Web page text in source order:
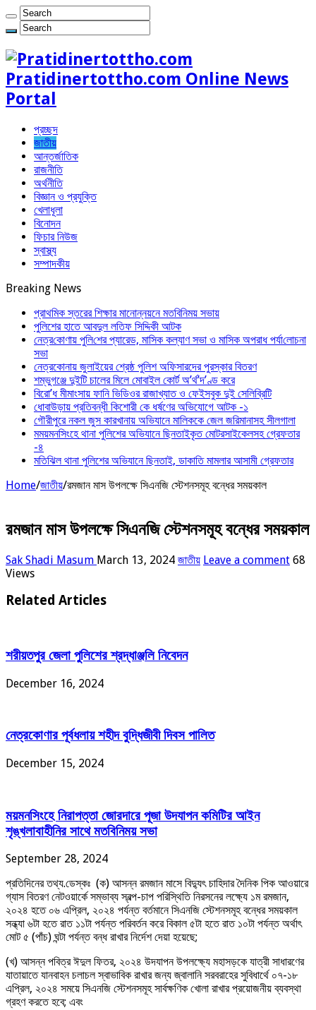
Pratidinertottho.com Online News
Portal
প্রচ্ছদ
জাতীয়
আন্তর্জাতিক
রাজনীতি
অর্থনীতি
বিজ্ঞান ও প্রযুক্তি
খেলাধূলা
বিনোদন
ফিচার নিউজ
স্বাস্থ্য
সম্পাদকীয়
Breaking News
প্রাথমিক স্তরের শিক্ষার মানোন্নয়নে মতবিনিময় সভায়
পুলিশের হাতে আবদুল লতিফ সিদ্দিকী আটক
নেত্র‌কোণায় পু‌লি‌শের প্যারেড, মাসিক কল্যাণ সভা ও মাসিক অপরাধ পর্যা‌লোচনা
সভা
নেত্রকোনায় জুলাইয়ের শ্রেষ্ঠ পুলিশ অফিসারদের পুরস্কার বিতরণ
শম্ভুগঞ্জে দুইটি চালের মিলে মোবাইল কোর্ট অ’র্থ’দ’ণ্ড করে
বিরো’ধ মীমাংসায় ফানি ভিডিওর রাজাখ্যাত ও ফেইসবুক দুই সেলিব্রিটি
ধোবাউড়ায় প্রতিবন্ধী কিশোরী কে ধর্ষণের অভিযোগে আটক -১
গৌরীপুরে নকল জুস কারখানায় অভিযানে মালিককে জেল জরিমানাসহ সীলগালা
মময়মনসিংহে থানা পুলিশের অভিযানে ছিনতাইকৃত মোটরসাইকেলসহ গ্রেফতার
-৪
মতিঝিল থানা পুলিশের অভিযানে ছিনতাই, ডাকাতি মামলার আসামী গ্রেফতার
Home/জাতীয়/রমজান মাস উপলক্ষে সিএনজি স্টেশনসমূহ বন্ধের সময়কাল
রমজান মাস উপলক্ষে সিএনজি স্টেশনসমূহ বন্ধের সময়কাল
Sak Shadi Masum March 13, 2024 জাতীয় Leave a comment 68
Views
Related Articles
শরীয়তপুর জেলা পুলিশের শ্রদ্ধাঞ্জলি নিবেদন
December 16, 2024
নেত্রকোণার পূর্বধলায় শহীদ বুদ্ধিজীবী দিবস পালিত
December 15, 2024
ময়মনসিংহে নিরাপত্তা জোরদারে পূজা উদযাপন কমিটির আইন
শৃঙ্খলাবাহীনির সাথে মতবিনিময় সভা
September 28, 2024
প্রতিদিনের তথ্য.ডেস্কঃ (ক) আসন্ন রমজান মাসে বিদ্যুৎ চাহিদার দৈনিক পিক আওয়ারে
গ্যাস বিতরণ নেটওয়ার্কে সম্ভাব্য স্বল্প-চাপ পরিস্থিতি নিরসনের লক্ষ্যে ১ম রমজান,
২০২৪ হতে ০৬ এপ্রিল, ২০২৪ পর্যন্ত বর্তমানে সিএনজি স্টেশনসমূহ বন্ধের সময়কাল
সন্ধ্যা ৬টা হতে রাত ১১টা পর্যন্ত পরিবর্তন করে বিকাল ৫টা হতে রাত ১০টা পর্যন্ত অর্থাৎ
মোট ৫ (পাঁচ) ঘন্টা পর্যন্ত বন্ধ রাখার নির্দেশ দেয়া হয়েছে;
(খ) আসন্ন পবিত্র ঈদুল ফিতর, ২০২৪ উদযাপন উপলক্ষ্যে মহাসড়কে যাত্রী সাধারণের
যাতায়াতে যানবাহন চলাচল স্বাভাবিক রাখার জন্য জ্বালানি সরবরাহের সুবিধার্থে ০৭-১৮
এপ্রিল, ২০২৪ সময়ে সিএনজি স্টেশনসমূহ সার্বক্ষণিক খোলা রাখার প্রয়োজনীয় ব্যবস্থা
গ্রহণ করতে হবে; এবং